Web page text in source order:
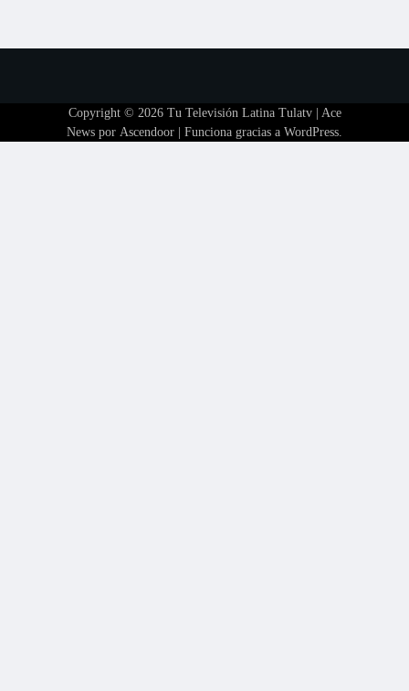
Copyright © 2026 Tu Televisión Latina Tulatv| Ace
News por Ascendoor | Funciona gracias a WordPress